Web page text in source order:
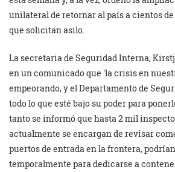
unilateral de retornar al país a cientos
que solicitan asilo.
La secretaria de Seguridad Interna,
en un comunicado que la crisis en
empeorando, y el Departamento de
todo lo que esté bajo su poder para
tanto se informó que hasta 2 mil
actualmente se encargan de revisar
puertos de entrada en la frontera,
temporalmente para dedicarse a